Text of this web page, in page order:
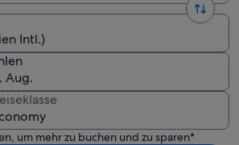
Intl.)
Aug.
um mehr zu buchen und zu sparen*